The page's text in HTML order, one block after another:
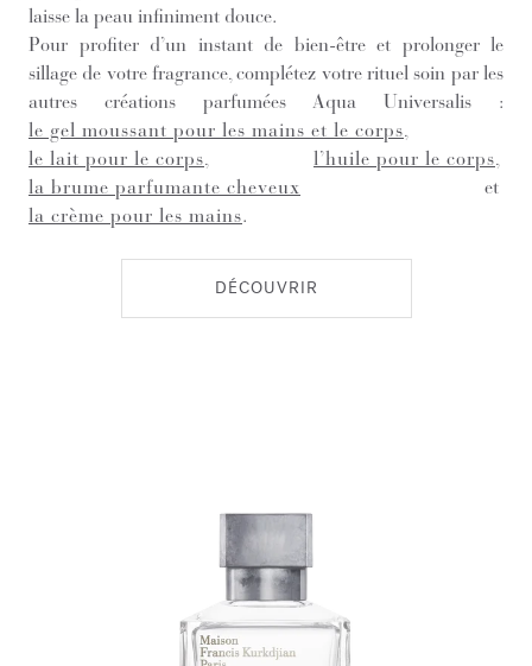
laisse la peau infiniment douce.
Pour profiter d’un instant de bien-être et prolonger le
sillage de votre fragrance, complétez votre rituel soin par les
autres créations parfumées Aqua Universalis :
le gel moussant pour les mains et le corps
le lait pour le corps
l’huile pour le corps
la brume parfumante cheveux
et
la crème pour les mains.
DÉCOUVRIR